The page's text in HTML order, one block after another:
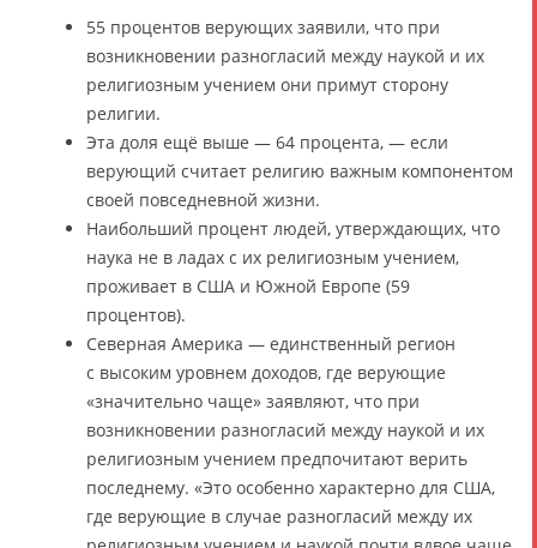
55 процентов верующих заявили, что при
возникновении разногласий между наукой и их
религиозным учением они примут сторону
религии.
Эта доля ещё выше — 64 процента, — если
верующий считает религию важным компонентом
своей повседневной жизни.
Наибольший процент людей, утверждающих, что
наука не в ладах с их религиозным учением,
проживает в США и Южной Европе (59
процентов).
Северная Америка — единственный регион
с высоким уровнем доходов, где верующие
«значительно чаще» заявляют, что при
возникновении разногласий между наукой и их
религиозным учением предпочитают верить
последнему. «Это особенно характерно для США,
где верующие в случае разногласий между их